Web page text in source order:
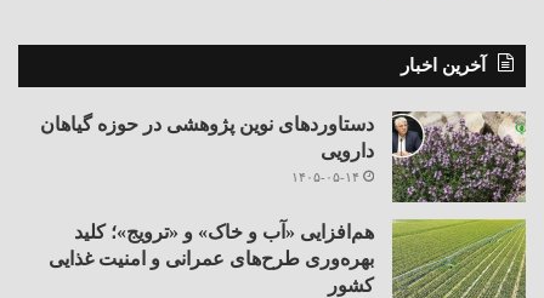
آخرین اخبار
دستاوردهای نوین پژوهشی در حوزه گیاهان
دارویی
۱۴۰۵-۰۵-۱۴
هم‌افزایی «آب و خاک» و «ترویج»؛ کلید
بهره‌وری طرح‌های عمرانی و امنیت غذایی
کشور